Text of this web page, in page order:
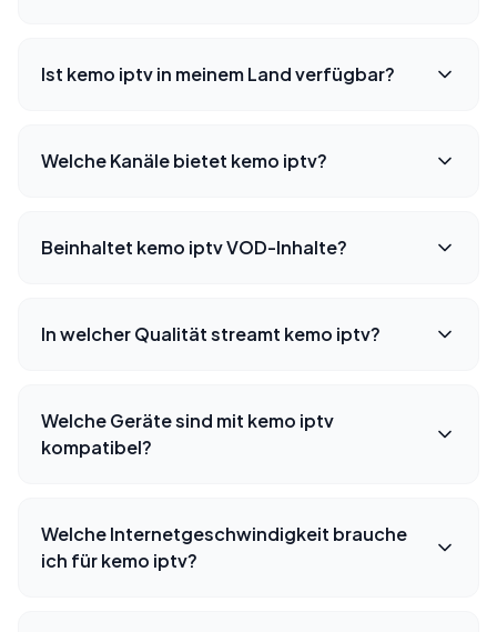
Ist kemo iptv in meinem Land verfügbar?
Welche Kanäle bietet kemo iptv?
Beinhaltet kemo iptv VOD-Inhalte?
In welcher Qualität streamt kemo iptv?
Welche Geräte sind mit kemo iptv
kompatibel?
Welche Internetgeschwindigkeit brauche
ich für kemo iptv?